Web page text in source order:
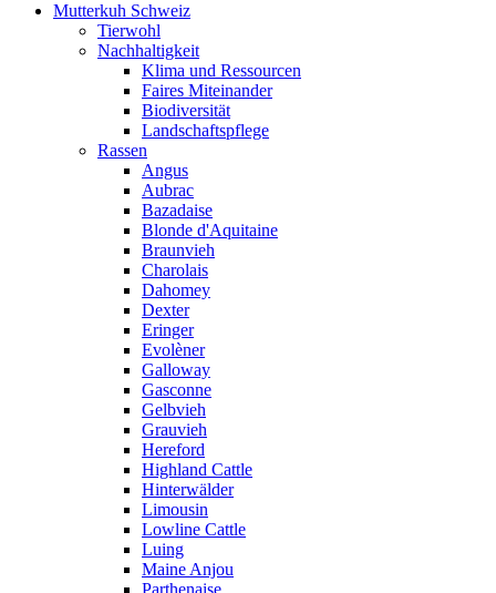
Mutterkuh Schweiz
Tierwohl
Nachhaltigkeit
Klima und Ressourcen
Faires Miteinander
Biodiversität
Landschaftspflege
Rassen
Angus
Aubrac
Bazadaise
Blonde d'Aquitaine
Braunvieh
Charolais
Dahomey
Dexter
Eringer
Evolèner
Galloway
Gasconne
Gelbvieh
Grauvieh
Hereford
Highland Cattle
Hinterwälder
Limousin
Lowline Cattle
Luing
Maine Anjou
Parthenaise